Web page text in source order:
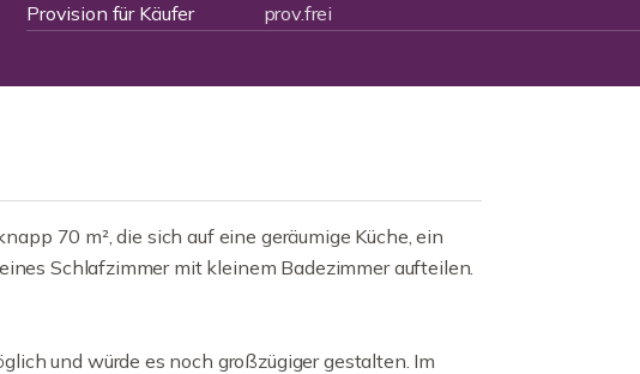
Provision für Käufer
prov.frei
70 m², die sich auf eine geräumige Küche, ein
Schlafzimmer mit kleinem Badezimmer aufteilen.
und würde es noch großzügiger gestalten. Im